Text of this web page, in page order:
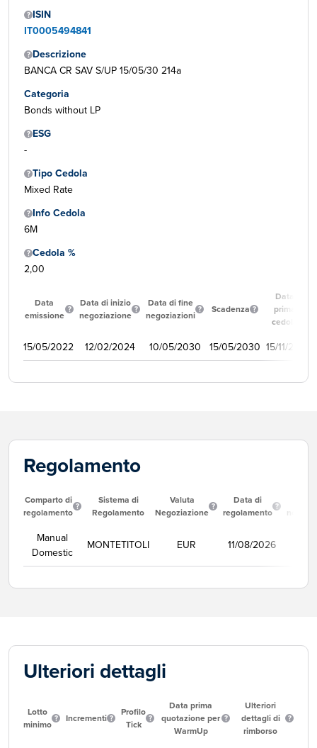
ISIN
IT0005494841
Descrizione
BANCA CR SAV S/UP 15/05/30 214a
Categoria
Bonds without LP
ESG
-
Tipo Cedola
Mixed Rate
Info Cedola
6M
Cedola %
2,00
Data
emissione
Data di inizio
negoziazione
Data di fine
negoziazioni
Scadenza
Data
prima
cedola
15/05/2022 12/02/2024 10/05/2030 15/05/2030 15/11/2022
Regolamento
Comparto di
regolamento
Sistema di
Regolamento
Valuta
Negoziazione
Data di
regolamento
Manual
Domestic
MONTETITOLI EUR 11/08/2026
Ulteriori dettagli
Lotto
minimo
Incrementi
Profilo
Tick
Data prima
quotazione per
WarmUp
Ulteriori
dettagli di
rimborso